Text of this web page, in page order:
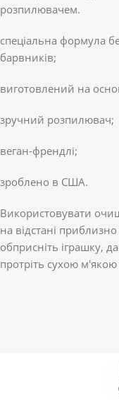
розпилювачем.
спеціальна формула
барвників;
виготовлений на
зручний розпилювач;
веган-френдлі;
зроблено в США.
Використовувати
на відстані
обприсніть іграшку,
протріть сухою